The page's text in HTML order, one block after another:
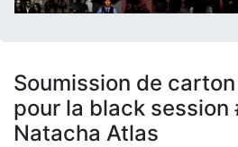
Soumission de
pour la black session
Natacha Atlas